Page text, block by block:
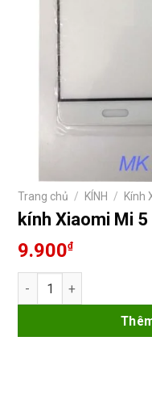
Trang chủ / KÍNH / Kính
kính Xiaomi Mi
9.900₫
kính Xiaomi Mi 5 để ép